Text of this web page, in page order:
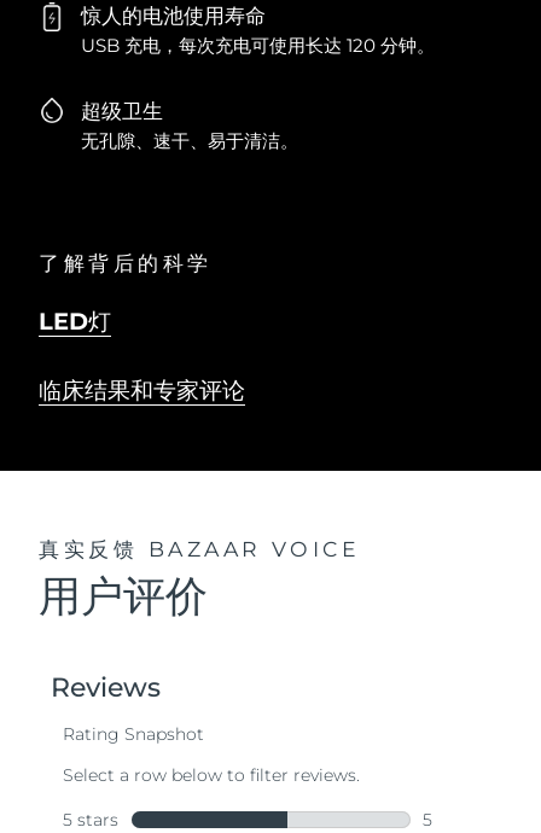
惊人的电池使用寿命
USB 充电，每次充电可使用长达 120 分钟。
超级卫生
无孔隙、速干、易于清洁。
了解背后的科学
LED灯
临床结果和专家评论
真实反馈 BAZAAR VOICE
用户评价